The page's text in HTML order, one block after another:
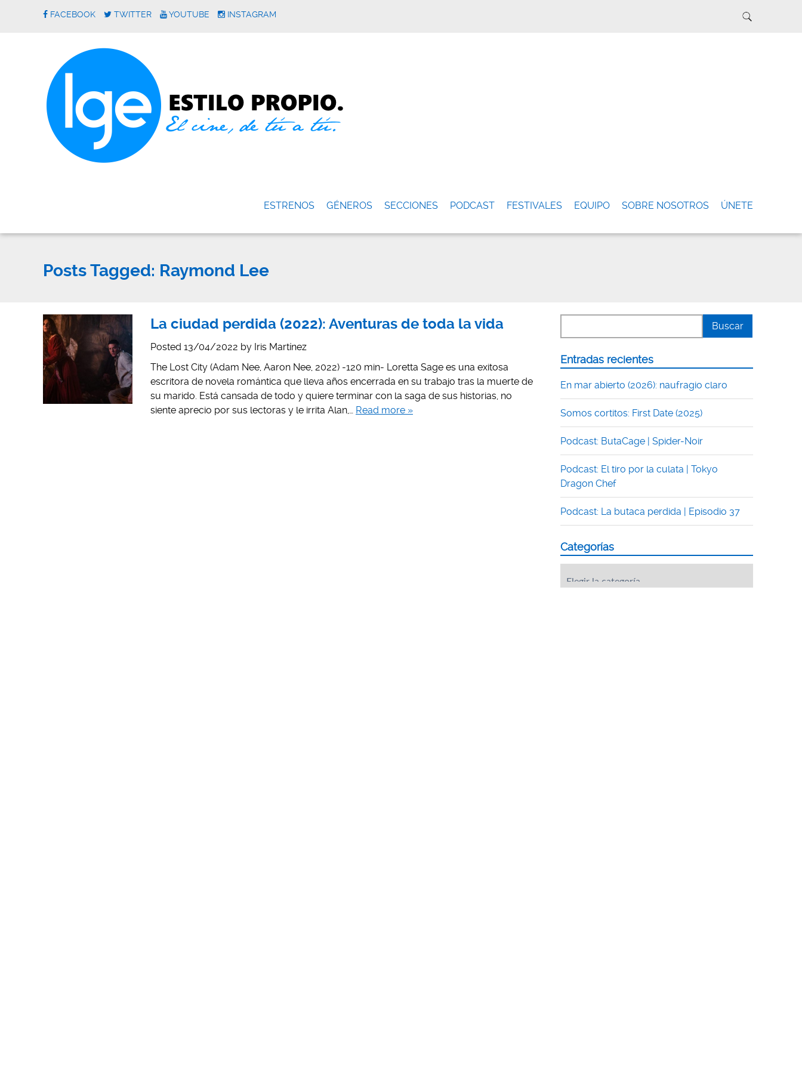
FACEBOOK TWITTER YOUTUBE INSTAGRAM
ESTRENOS GÉNEROS SECCIONES PODCAST FESTIVALES EQUIPO SOBRE NOSOTROS ÚNETE
Posts Tagged: Raymond Lee
La ciudad perdida (2022): Aventuras de toda la vida
Posted 13/04/2022 by Iris Martínez
The Lost City (Adam Nee, Aaron Nee, 2022) -120 min- Loretta Sage es una exitosa
escritora de novela romántica que lleva años encerrada en su trabajo tras la muerte de
su marido. Está cansada de todo y quiere terminar con la saga de sus historias, no
siente aprecio por sus lectoras y le irrita Alan,… Read more »
Entradas recientes
En mar abierto (2026): naufragio claro
Somos cortitos: First Date (2025)
Podcast: ButaCage | Spider-Noir
Podcast: El tiro por la culata | Tokyo
Dragon Chef
Podcast: La butaca perdida | Episodio 37
Categorías